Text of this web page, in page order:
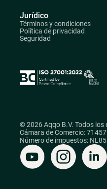
Jurídico
Términos y condiciones
Política de privacidad
Seguridad
© 2026 Aqqo B.V. Todos los
Cámara de Comercio:
Número de impuestos: